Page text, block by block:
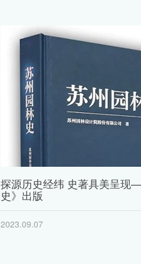
探源历史经纬 史著具美呈
史》出版
2023.09.07